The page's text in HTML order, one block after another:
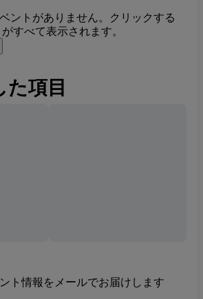
ントがありません。クリックする
すべて表示されます。
た項目
ト情報をメールでお届けします